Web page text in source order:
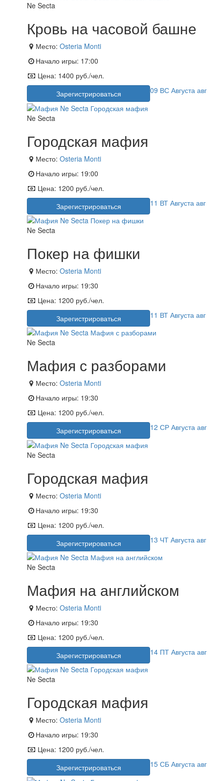
Ne Secta
Кровь на часовой башне
Место: Osteria Monti
Начало игры: 17:00
Цена: 1400 руб./чел.
Зарегистрироваться
09 ВС Августа авг
Ne Secta
Городская мафия
Место: Osteria Monti
Начало игры: 19:00
Цена: 1200 руб./чел.
Зарегистрироваться
11 ВТ Августа авг
Ne Secta
Покер на фишки
Место: Osteria Monti
Начало игры: 19:30
Цена: 1200 руб./чел.
Зарегистрироваться
11 ВТ Августа авг
Ne Secta
Мафия с разборами
Место: Osteria Monti
Начало игры: 19:30
Цена: 1200 руб./чел.
Зарегистрироваться
12 СР Августа авг
Ne Secta
Городская мафия
Место: Osteria Monti
Начало игры: 19:30
Цена: 1200 руб./чел.
Зарегистрироваться
13 ЧТ Августа авг
Ne Secta
Мафия на английском
Место: Osteria Monti
Начало игры: 19:30
Цена: 1200 руб./чел.
Зарегистрироваться
14 ПТ Августа авг
Ne Secta
Городская мафия
Место: Osteria Monti
Начало игры: 19:30
Цена: 1200 руб./чел.
Зарегистрироваться
15 СБ Августа авг